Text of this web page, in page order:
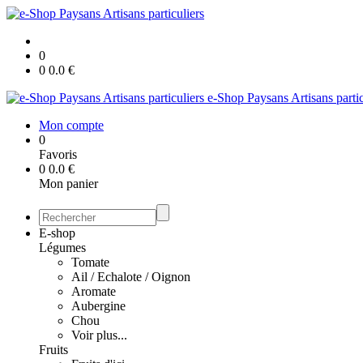
0
0 0.0 €
e-Shop Paysans Artisans
Mon compte
0
Favoris
0 0.0 €
Mon panier
E-shop
Légumes
Tomate
Ail / Echalote / Oignon
Aromate
Aubergine
Chou
Voir plus...
Fruits